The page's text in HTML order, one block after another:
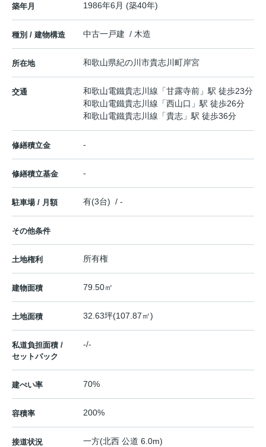
築年月 1986年6月 (築40年)
種別 / 建物構造 中古一戸建 / 木造
所在地 和歌山県紀の川市貴志川町岸宮
交通 和歌山電鐵貴志川線 「甘露寺前 」駅 徒歩23分
和歌山電鐵貴志川線 「西山口 」駅 徒歩26分
和歌山電鐵貴志川線 「貴志 」駅 徒歩36分
修繕積立金 -
修繕積立基金 -
駐車場 / 月額 有(3台) / -
その他条件
土地権利 所有権
建物面積 79.50㎡
土地面積 32.63坪(107.87㎡)
私道負担面積 /
セットバック
-/-
建ぺい率 70%
容積率 200%
接道状況 一方(北西 公道 6.0m)